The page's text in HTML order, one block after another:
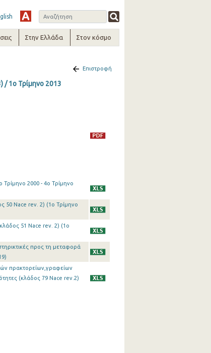
Στην Ελλάδα Στον κόσμο
Επιστροφή
/ 1o Τρίμηνο 2013
2000 - 4o Τρίμηνο
50 Nace rev. 2) (1o Τρίμηνο
51 Nace rev. 2) (1o
προς τη μεταφορά
πρακτορείων,γραφείων
(κλάδος 79 Nace rev.2)